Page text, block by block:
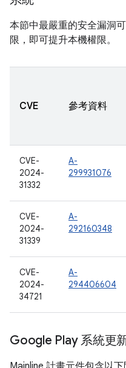
本節中最嚴重的安全漏洞
限，即可提升本機權限。
CVE 參考資料
CVE-
2024-
31332
A-
299931076
CVE-
2024-
31339
A-
292160348
CVE-
2024-
34721
A-
294406604
Google Play 系統更